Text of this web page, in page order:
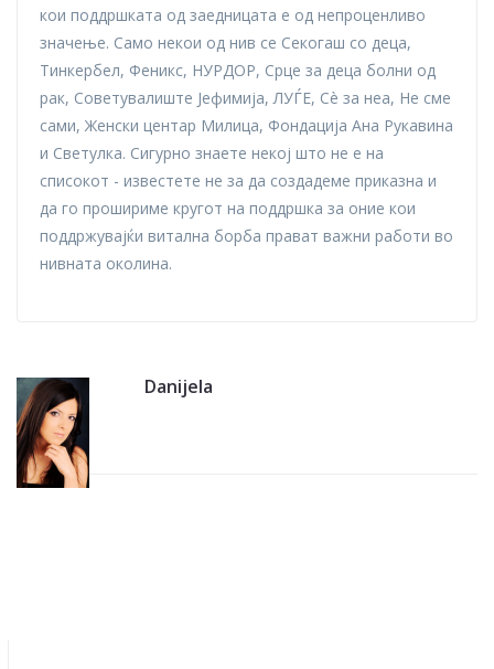
кои поддршката од заедницата е од непроценливо
значење. Само некои од нив се Секогаш со деца,
Тинкербел, Феникс, НУРДОР, Срце за деца болни од
рак, Советувалиште Јефимија, ЛУЃЕ, Сè за неа, Не сме
сами, Женски центар Милица, Фондација Ана Рукавина
и Светулка. Сигурно знаете некој што не е на
списокот - известете не за да создадеме приказна и
да го прошириме кругот на поддршка за оние кои
поддржувајќи витална борба прават важни работи во
нивната околина.
Danijela